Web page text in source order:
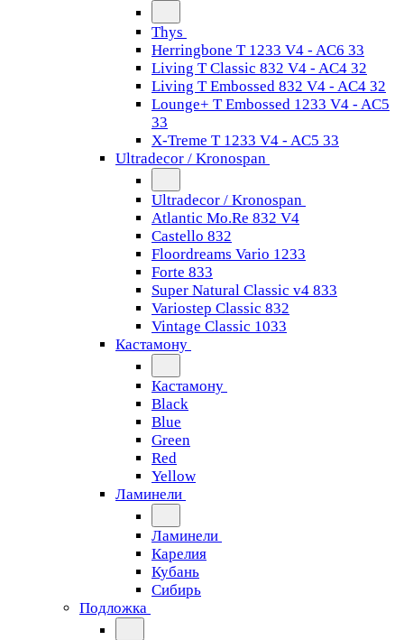
Thys
Herringbone T 1233 V4 - AC6 33
Living T Classic 832 V4 - AC4 32
Living T Embossed 832 V4 - AC4 32
Lounge+ T Embossed 1233 V4 - AC5
33
X-Treme T 1233 V4 - AC5 33
Ultradecor / Kronospan
Ultradecor / Kronospan
Atlantic Mo.Re 832 V4
Castello 832
Floordreams Vario 1233
Forte 833
Super Natural Classic v4 833
Variostep Classic 832
Vintage Classic 1033
Кастамону
Кастамону
Black
Blue
Green
Red
Yellow
Ламинели
Ламинели
Карелия
Кубань
Сибирь
Подложка